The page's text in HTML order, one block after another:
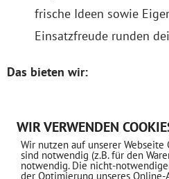
frische Ideen sowie
Einsatzfreude runden
Das bieten wir:
aufgeschlossenen Team
Fort- und
WIR VERWENDEN
Wir nutzen auf unserer Webseite
sind notwendig (z.B. für den
notwendig. Die nicht-
der Optimierung unseres Online-